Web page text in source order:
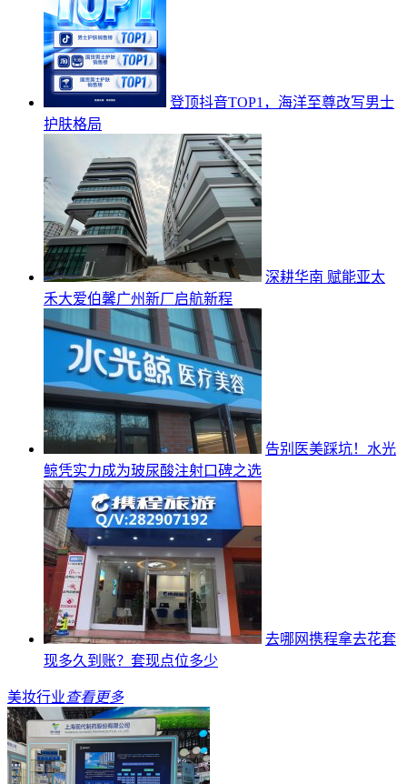
登顶抖音TOP1，海洋至尊改写男士
护肤格局
深耕华南 赋能亚太
禾大爱伯馨广州新厂启航新程
告别医美踩坑！水光
鲸凭实力成为玻尿酸注射口碑之选
去哪网携程拿去花套
现多久到账？套现点位多少
美妆行业查看更多